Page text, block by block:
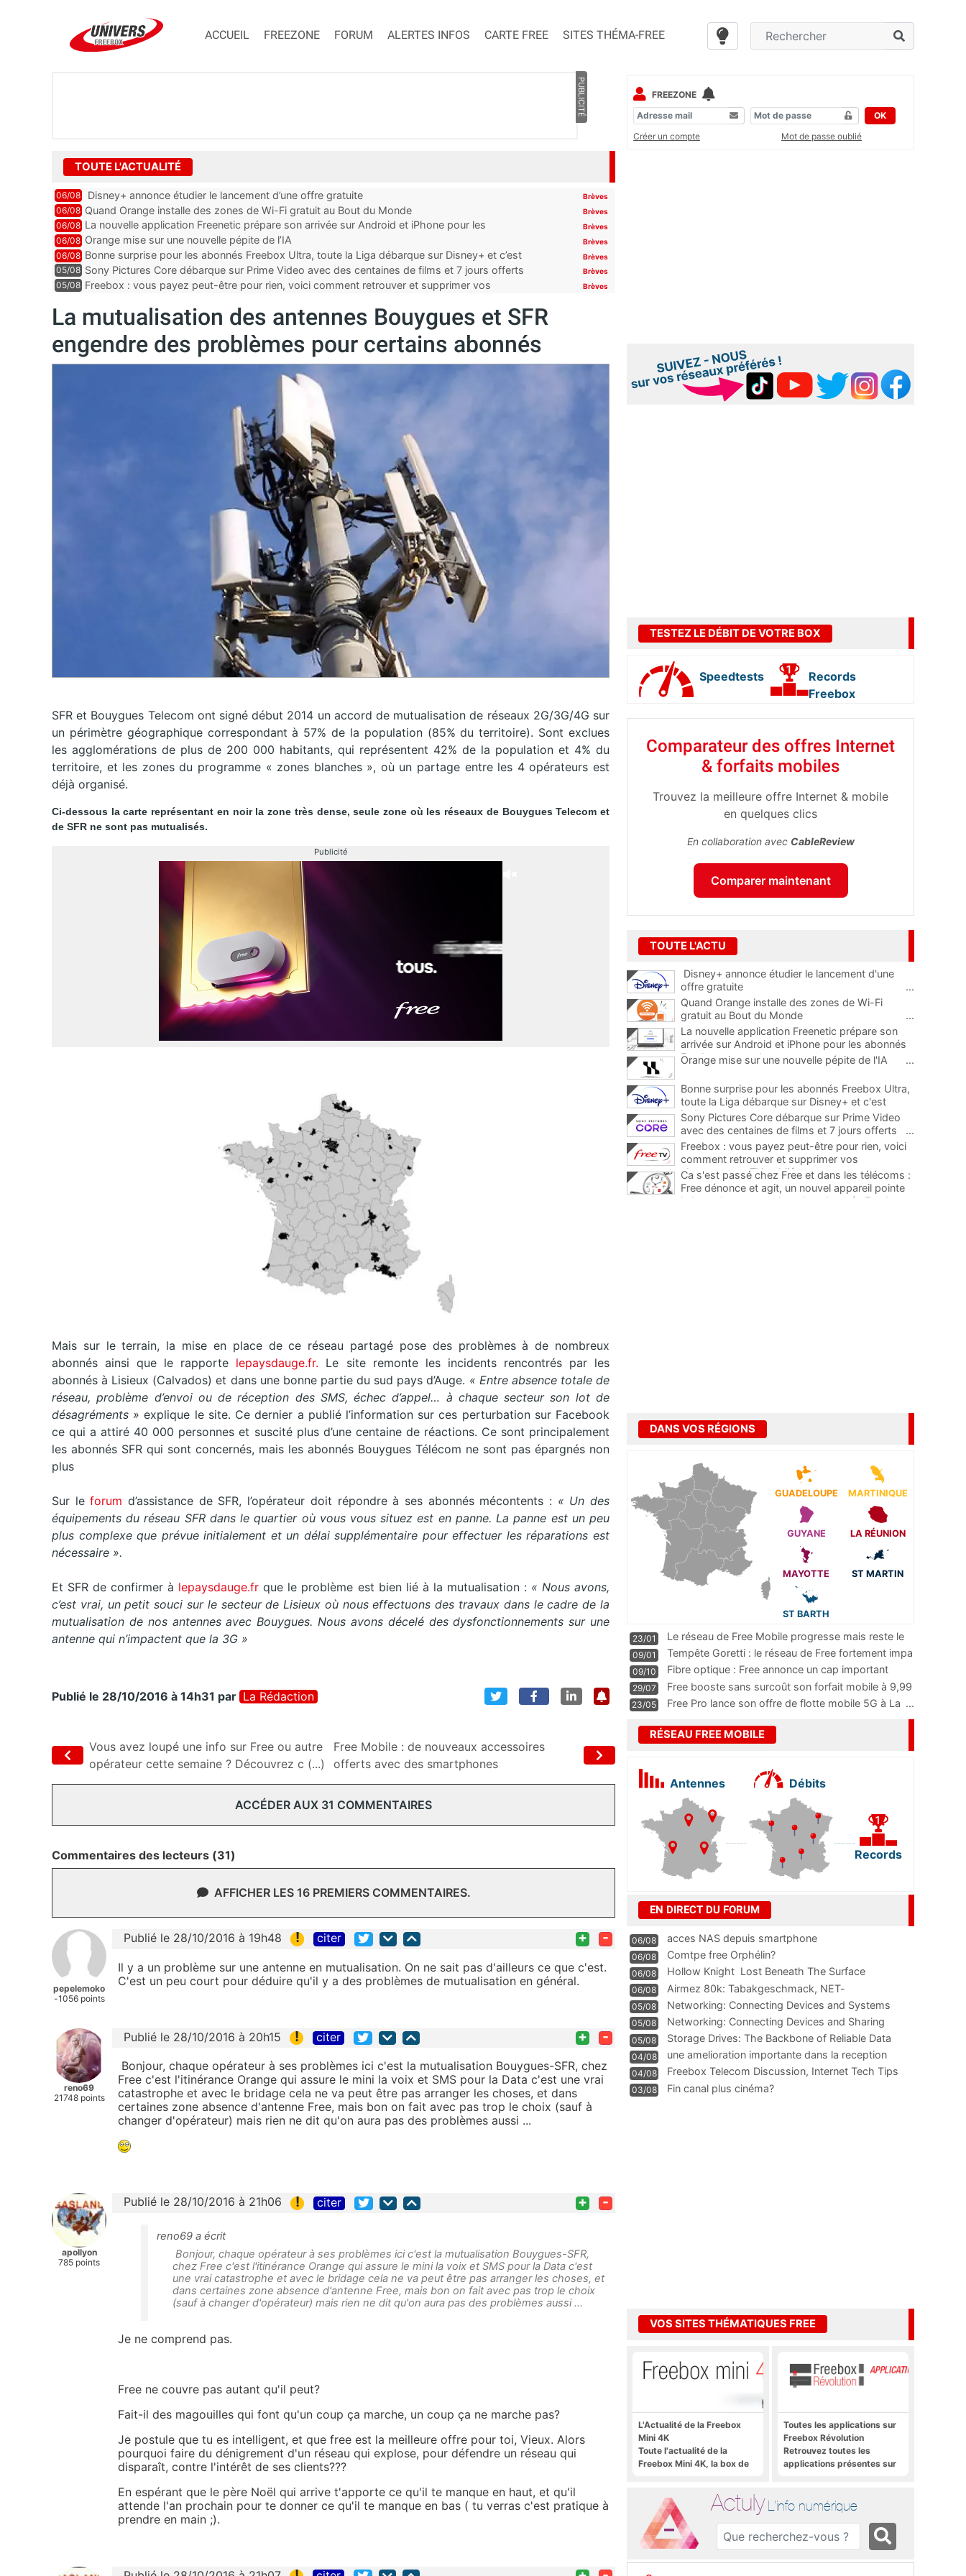
ACCUEIL FREEZONE FORUM ALERTES INFOS CARTE FREE SITES THÉMA-FREE
PUBLICITÉ
TOUTE L'ACTUALITÉ
06/08 Disney+ annonce étudier le lancement d’une offre gratuite Brèves
06/08 Quand Orange installe des zones de Wi-Fi gratuit au Bout du Monde Brèves
06/08 La nouvelle application Freenetic prépare son arrivée sur Android et iPhone pour les
abonnés Freebox, testez la
Brèves
06/08 Orange mise sur une nouvelle pépite de l’IA Brèves
06/08 Bonne surprise pour les abonnés Freebox Ultra, toute la Liga débarque sur Disney+ et c’est
inclus
Brèves
05/08 Sony Pictures Core débarque sur Prime Video avec des centaines de films et 7 jours offerts Brèves
05/08 Freebox : vous payez peut-être pour rien, voici comment retrouver et supprimer vos
Brèves
La mutualisation des antennes Bouygues et SFR
engendre des problèmes pour certains abonnés
SFR et Bouygues Telecom ont signé début 2014 un accord de mutualisation de réseaux 2G/3G/4G sur
un périmètre géographique correspondant à 57% de la population (85% du territoire). Sont exclues
les agglomérations de plus de 200 000 habitants, qui représentent 42% de la population et 4% du
territoire, et les zones du programme « zones blanches », où un partage entre les 4 opérateurs est
déjà organisé.
Ci-dessous la carte représentant en noir la zone très dense, seule zone où les réseaux de Bouygues Telecom et
de SFR ne sont pas mutualisés.
Publicité
Mais sur le terrain, la mise en place de ce réseau partagé pose des problèmes à de nombreux
abonnés ainsi que le rapporte lepaysdauge.fr. Le site remonte les incidents rencontrés par les
abonnés à Lisieux (Calvados) et dans une bonne partie du sud pays d’Auge. « Entre absence totale de
réseau, problème d’envoi ou de réception des SMS, échec d’appel… à chaque secteur son lot de
désagréments » explique le site. Ce dernier a publié l’information sur ces perturbation sur Facebook
ce qui a attiré 40 000 personnes et suscité plus d’une centaine de réactions. Ce sont principalement
les abonnés SFR qui sont concernés, mais les abonnés Bouygues Télécom ne sont pas épargnés non
plus
Sur leforumd’assistance de SFR, l’opérateur doit répondre à ses abonnés mécontents : « Un des
équipements du réseau SFR dans le quartier où vous vous situez est en panne. La panne est un peu
plus complexe que prévue initialement et un délai supplémentaire pour effectuer les réparations est
nécessaire ».
Et SFR de confirmer à lepaysdauge.fr que le problème est bien lié à la mutualisation : « Nous avons,
c’est vrai, un petit souci sur le secteur de Lisieux où nous effectuons des travaux dans le cadre de la
mutualisation de nos antennes avec Bouygues. Nous avons décelé des dysfonctionnements sur une
antenne qui n’impactent que la 3G »
Publié le 28/10/2016 à 14h31 par La Rédaction
Vous avez loupé une info sur Free ou autre
opérateur cette semaine ? Découvrez c (...)
Free Mobile : de nouveaux accessoires
offerts avec des smartphones
ACCÉDER AUX 31 COMMENTAIRES
Commentaires des lecteurs (31)
AFFICHER LES 16 PREMIERS COMMENTAIRES.
pepelemoko
-1056 points
Publié le 28/10/2016 à 19h48 ! citer + -
Il y a un problème sur une antenne en mutualisation. On ne sait pas d'ailleurs ce que c'est.
C'est un peu court pour déduire qu'il y a des problèmes de mutualisation en général.
reno69
21748 points
Publié le 28/10/2016 à 20h15 ! citer + -
Bonjour, chaque opérateur à ses problèmes ici c'est la mutualisation Bouygues-SFR, chez
Free c'est l'itinérance Orange qui assure le mini la voix et SMS pour la Data c'est une vrai
catastrophe et avec le bridage cela ne va peut être pas arranger les choses, et dans
certaines zone absence d'antenne Free, mais bon on fait avec pas trop le choix (sauf à
changer d'opérateur) mais rien ne dit qu'on aura pas des problèmes aussi ...
apollyon
785 points
Publié le 28/10/2016 à 21h06 ! citer + -
reno69 a écrit
Bonjour, chaque opérateur à ses problèmes ici c'est la mutualisation Bouygues-SFR,
chez Free c'est l'itinérance Orange qui assure le mini la voix et SMS pour la Data c'est
une vrai catastrophe et avec le bridage cela ne va peut être pas arranger les choses, et
dans certaines zone absence d'antenne Free, mais bon on fait avec pas trop le choix
(sauf à changer d'opérateur) mais rien ne dit qu'on aura pas des problèmes aussi ...
Je ne comprend pas.
Free ne couvre pas autant qu'il peut?
Fait-il des magouilles qui font qu'un coup ça marche, un coup ça ne marche pas?
Je postule que tu es intelligent, et que free est la meilleure offre pour toi, Vieux. Alors
pourquoi faire du dénigrement d'un réseau qui explose, pour défendre un réseau qui
disparaît, contre l'intérêt de ses clients???
En espérant que le père Noël qui arrive t'apporte ce qu'il te manque en haut, et qu'il
attende l'an prochain pour te donner ce qu'il te manque en bas ( tu verras c'est pratique à
prendre en main ;).
FREEZONE
OK
Créer un compte
Mot de passe oublié
TESTEZ LE DÉBIT DE VOTRE BOX
Speedtests
Records
Freebox
Comparateur des offres Internet
& forfaits mobiles
Trouvez la meilleure offre Internet & mobile
en quelques clics
En collaboration avec CableReview
Comparer maintenant
TOUTE L'ACTU
Disney+ annonce étudier le lancement d'une
offre gratuite
...
Quand Orange installe des zones de Wi-Fi
gratuit au Bout du Monde
...
La nouvelle application Freenetic prépare son
arrivée sur Android et iPhone pour les abonnés
Freebox, testez la
Orange mise sur une nouvelle pépite de l'IA ...
Bonne surprise pour les abonnés Freebox Ultra,
toute la Liga débarque sur Disney+ et c'est
inclus
Sony Pictures Core débarque sur Prime Video
avec des centaines de films et 7 jours offerts
...
Freebox : vous payez peut-être pour rien, voici
comment retrouver et supprimer vos
abonnements TV oubliés
...
Ca s'est passé chez Free et dans les télécoms :
Free dénonce et agit, un nouvel appareil pointe
le bout de son nez chez des abonnés Freebox...
DANS VOS RÉGIONS
GUADELOUPE MARTINIQUE
GUYANE LA RÉUNION
MAYOTTE ST MARTIN
ST BARTH
23/01
Le réseau de Free Mobile progresse mais reste le
m
...
09/01
Tempête Goretti : le réseau de Free fortement impa
09/10
Fibre optique : Free annonce un cap important
pass
...
29/07
Free booste sans surcoût son forfait mobile à 9,99
23/05 Free Pro lance son offre de flotte mobile 5G à La ...
RÉSEAU FREE MOBILE
Antennes Débits
Records
EN DIRECT DU FORUM
06/08 acces NAS depuis smartphone
06/08 Comtpe free Orphélin?
06/08 Hollow Knight  Lost Beneath The Surface
06/08
Airmez 80k: Tabakgeschmack, NET-
Technologie und Leistung im
05/08 Networking: Connecting Devices and Systems
05/08
Networking: Connecting Devices and Sharing
Information
05/08
Storage Drives: The Backbone of Reliable Data
Management
04/08
une amelioration importante dans la reception
WIFI
04/08
Freebox Telecom Discussion, Internet Tech Tips
Communi
03/08 Fin canal plus cinéma?
VOS SITES THÉMATIQUES FREE
L'Actualité de la Freebox
Mini 4K
Toute l'actualité de la
Freebox Mini 4K, la box de
Toutes les applications sur
Freebox Révolution
Retrouvez toutes les
applications présentes sur
Actuly L'info numérique